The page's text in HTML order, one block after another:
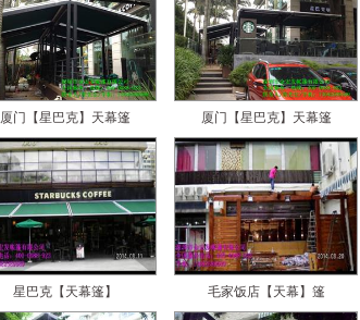
厦门【星巴克】天幕篷 厦门【星巴克】天幕篷
星巴克【天幕篷】 毛家饭店【天幕】篷